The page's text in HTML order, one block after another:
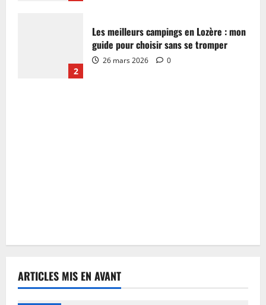
2
Les meilleurs campings en Lozère : mon
guide pour choisir sans se tromper
26 mars 2026 0
ARTICLES MIS EN AVANT